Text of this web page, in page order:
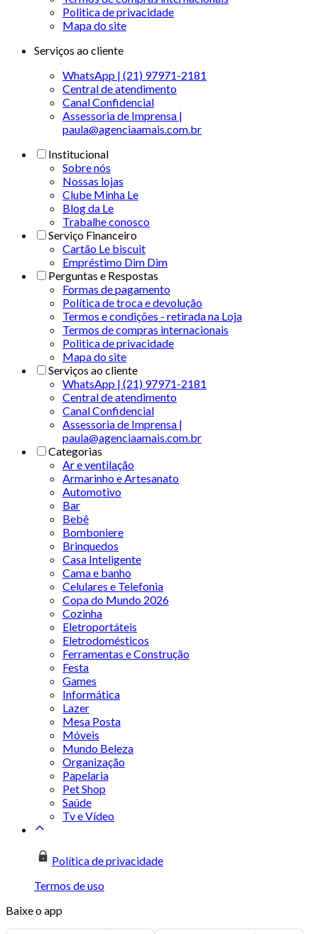
Politica de privacidade
Mapa do site
Serviços ao cliente
WhatsApp | (21) 97971-2181
Central de atendimento
Canal Confidencial
Assessoria de Imprensa |
paula@agenciaamais.com.br
Institucional
Sobre nós
Nossas lojas
Clube Minha Le
Blog da Le
Trabalhe conosco
Serviço Financeiro
Cartão Le biscuit
Empréstimo Dim Dim
Perguntas e Respostas
Formas de pagamento
Política de troca e devolução
Termos e condições - retirada na Loja
Termos de compras internacionais
Politica de privacidade
Mapa do site
Serviços ao cliente
WhatsApp | (21) 97971-2181
Central de atendimento
Canal Confidencial
Assessoria de Imprensa |
paula@agenciaamais.com.br
Categorias
Ar e ventilação
Armarinho e Artesanato
Automotivo
Bar
Bebê
Bomboniere
Brinquedos
Casa Inteligente
Cama e banho
Celulares e Telefonia
Copa do Mundo 2026
Cozinha
Eletroportáteis
Eletrodomésticos
Ferramentas e Construção
Festa
Games
Informática
Lazer
Mesa Posta
Móveis
Mundo Beleza
Organização
Papelaria
Pet Shop
Saúde
Tv e Vídeo
Política de privacidade
Termos de uso
Baixe o app